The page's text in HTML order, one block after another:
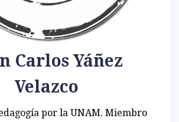
Carlos Yáñez
Velazco
por la UNAM. Miembro